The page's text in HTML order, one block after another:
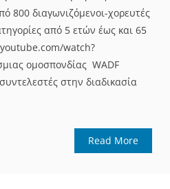
800 διαγωνιζόμενοι-χορευτές
από 5 ετών έως και 65
watch?
ομοσπονδίας WADF
στην διαδικασία
Read More